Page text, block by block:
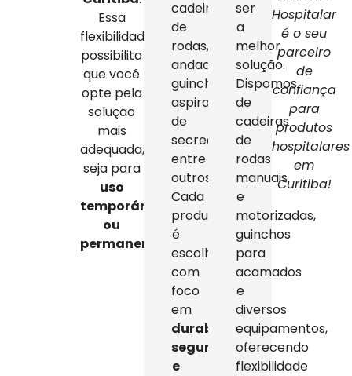
Essa
flexibilidade
possibilita
que você
opte pela
solução
mais
adequada,
seja para
uso
temporário
ou
permanente
cadeiras
de
rodas,
andadores,
guinchos,
aspiradores
de
secreção,
entre
outros.
Cada
produto
é
escolhido
com
foco
em
durabilidade,
segurança
e
ser
a
melhor
solução.
Dispomos
de
cadeiras
de
rodas
manuais
e
motorizadas,
guinchos
para
acamados
e
diversos
equipamentos,
oferecendo
flexibilidade
Hospitalar
é o seu
parceiro
de
confiança
para
produtos
hospitalares
em
Curitiba!